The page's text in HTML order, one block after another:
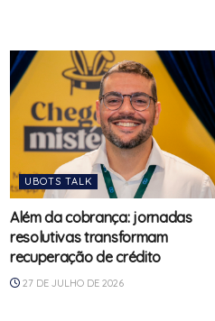
UBOTS TALK
Além da cobrança: jornadas
resolutivas transformam
recuperação de crédito
27 DE JULHO DE 2026